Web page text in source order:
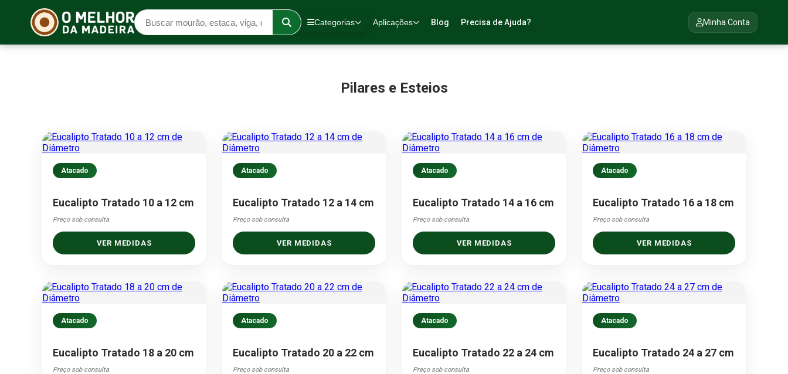
Categorias Aplicações Blog Precisa de Ajuda? Minha Conta
Pilares e Esteios
Atacado
Eucalipto Tratado 10 a 12 cm
Preço sob consulta
VER MEDIDAS
Atacado
Eucalipto Tratado 12 a 14 cm
Preço sob consulta
VER MEDIDAS
Atacado
Eucalipto Tratado 14 a 16 cm
Preço sob consulta
VER MEDIDAS
Atacado
Eucalipto Tratado 16 a 18 cm
Preço sob consulta
VER MEDIDAS
Atacado
Eucalipto Tratado 18 a 20 cm
Preço sob consulta
Atacado
Eucalipto Tratado 20 a 22 cm
Preço sob consulta
Atacado
Eucalipto Tratado 22 a 24 cm
Preço sob consulta
Atacado
Eucalipto Tratado 24 a 27 cm
Preço sob consulta